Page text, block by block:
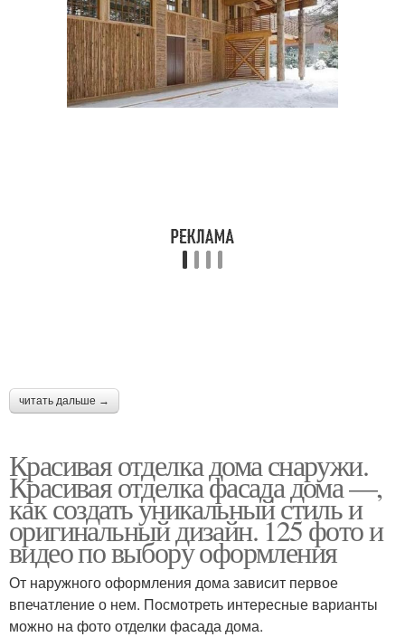
читать дальше →
Красивая отделка дома снаружи.
Красивая отделка фасада дома —,
как создать уникальный стиль и
оригинальный дизайн. 125 фото и
видео по выбору оформления
От наружного оформления дома зависит первое
впечатление о нем. Посмотреть интересные варианты
можно на фото отделки фасада дома.